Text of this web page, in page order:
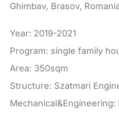
Ghimbav, Brasov,
Year: 2019-2021
Program: single family
Area: 350sqm
Structure: Szatmari
Mechanical&Engineering: